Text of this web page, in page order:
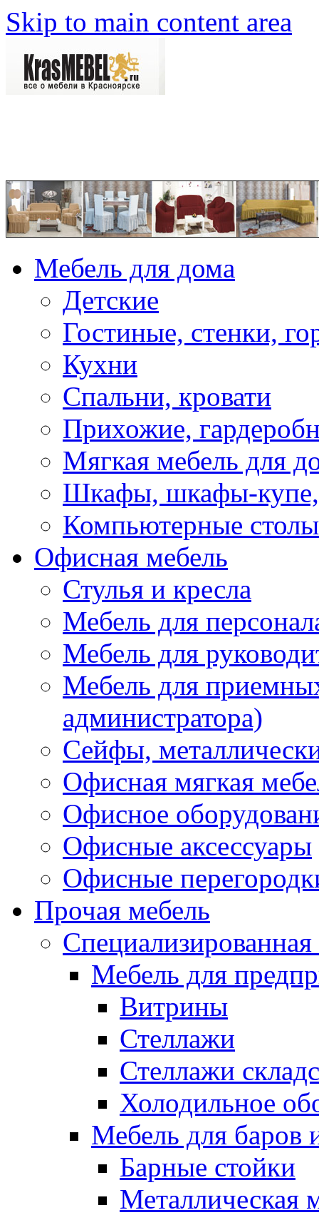
Skip to main content area
Мебель для дома
Детские
Гостиные, стенки,
Кухни
Спальни, кровати
Прихожие,
Мягкая мебель для
Шкафы, шкафы-купе,
Компьютерные столы
Офисная мебель
Стулья и кресла
Мебель для
Мебель для
Мебель для
администратора)
Сейфы,
Офисная мягкая
Офисное
Офисные аксессуары
Офисные
Прочая мебель
Специализированная
Мебель для
Витрины
Стеллажи
Стеллажи
Холодильное
Мебель для баров
Барные стойки
Металлическая